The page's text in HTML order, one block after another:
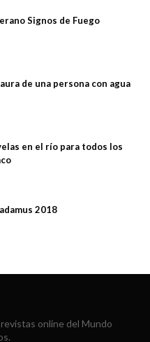
Signos de Fuego
de una persona con agua
en el río para todos los
2018
online del Mundo